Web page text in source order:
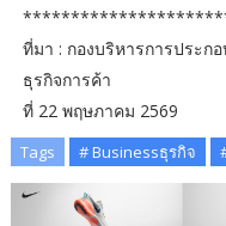
ที่มา : กองบริหารการประ
ธุรกิจการค้
ที่ 22 พฤษภาคม 2569
Tags # Businessธุรกิจ